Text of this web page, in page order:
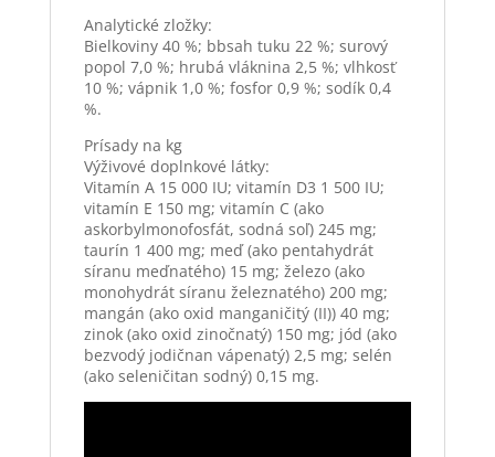
Analytické zložky:
Bielkoviny 40 %; bbsah tuku 22 %; surový
popol 7,0 %; hrubá vláknina 2,5 %; vlhkosť
10 %; vápnik 1,0 %; fosfor 0,9 %; sodík 0,4
%.
Prísady na kg
Výživové doplnkové látky:
Vitamín A 15 000 IU; vitamín D3 1 500 IU;
vitamín E 150 mg; vitamín C (ako
askorbylmonofosfát, sodná soľ) 245 mg;
taurín 1 400 mg; meď (ako pentahydrát
síranu meďnatého) 15 mg; železo (ako
monohydrát síranu železnatého) 200 mg;
mangán (ako oxid manganičitý (II)) 40 mg;
zinok (ako oxid zinočnatý) 150 mg; jód (ako
bezvodý jodičnan vápenatý) 2,5 mg; selén
(ako seleničitan sodný) 0,15 mg.